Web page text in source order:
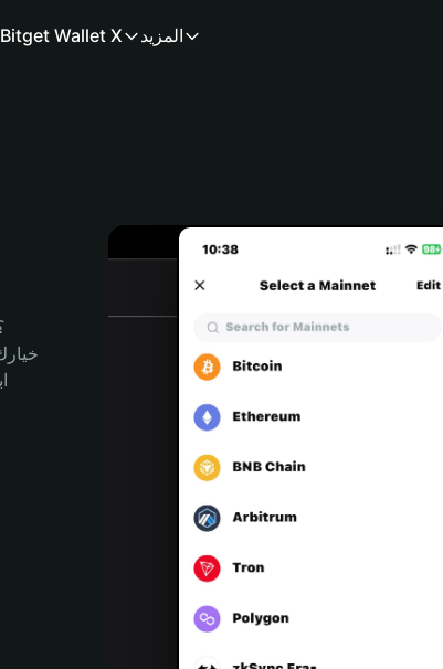
Bitget Wallet X المزيد